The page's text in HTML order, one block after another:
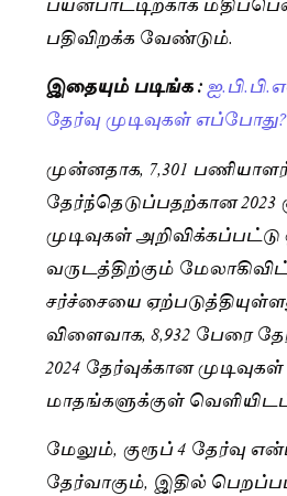
பதிவிறக்க வேண்டும்.
இதையும் படிங்க :
தேர்வு முடிவுகள்
முன்னதாக, 7,301
தேர்ந்தெடுப்பதற்கான 2023
முடிவுகள் அறிவிக்கப்பட்டு
வருடத்திற்கும்
சர்ச்சையை
விளைவாக, 8,932 பேரை
2024 தேர்வுக்கான
மாதங்களுக்குள்
மேலும், குரூப் 4 தேர்வு
தேர்வாகும், இதில்